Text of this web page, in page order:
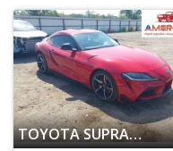
TOYOTA SUPRA V 2020